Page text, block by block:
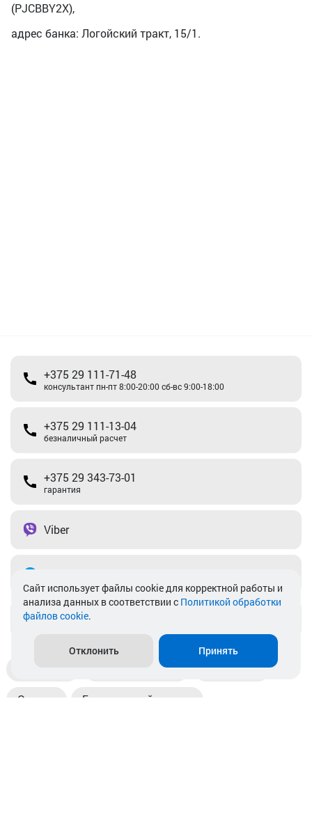
(PJCBBY2X),
адрес банка: Логойский тракт, 15/1.
+375 29 111-71-48
консультант пн-пт 8:00-20:00 сб-вс 9:00-18:00
+375 29 111-13-04
безналичный расчет
+375 29 343-73-01
гарантия
Viber
info@akkamulik.by
Пункты выдачи Магазины
Оплата Безналичный расчет
Cайт использует файлы cookie для корректной работы и
анализа данных в соответствии с Политикой обработки
файлов cookie.
Отклонить Принять